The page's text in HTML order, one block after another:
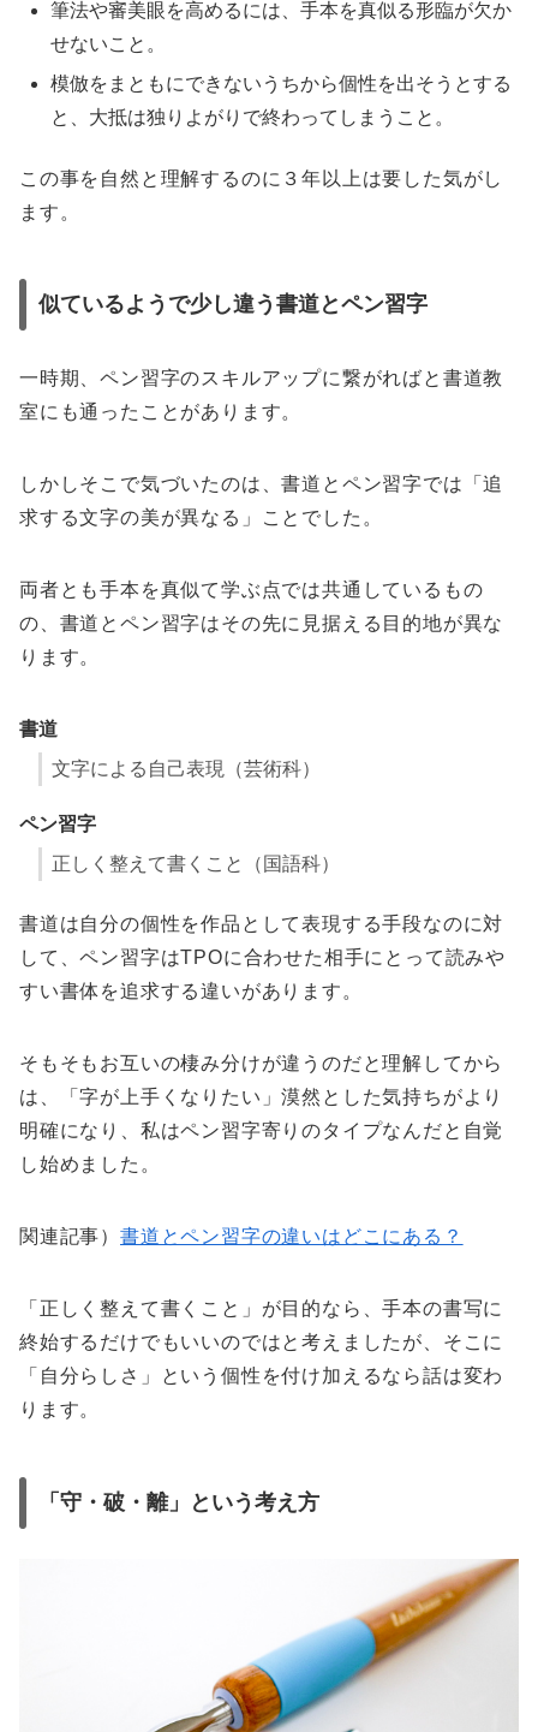
筆法や審美眼を高めるには、手本を真似る形臨が欠か
せないこと。
模倣をまともにできないうちから個性を出そうとする
と、大抵は独りよがりで終わってしまうこと。
この事を自然と理解するのに３年以上は要した気がし
ます。
似ているようで少し違う書道とペン習字
一時期、ペン習字のスキルアップに繋がればと書道教
室にも通ったことがあります。
しかしそこで気づいたのは、書道とペン習字では「追
求する文字の美が異なる」ことでした。
両者とも手本を真似て学ぶ点では共通しているもの
の、書道とペン習字はその先に見据える目的地が異な
ります。
書道
文字による自己表現（芸術科）
ペン習字
正しく整えて書くこと（国語科）
書道は自分の個性を作品として表現する手段なのに対
して、ペン習字はTPOに合わせた相手にとって読みや
すい書体を追求する違いがあります。
そもそもお互いの棲み分けが違うのだと理解してから
は、「字が上手くなりたい」漠然とした気持ちがより
明確になり、私はペン習字寄りのタイプなんだと自覚
し始めました。
関連記事） 書道とペン習字の違いはどこにある？
「正しく整えて書くこと」が目的なら、手本の書写に
終始するだけでもいいのではと考えましたが、そこに
「自分らしさ」という個性を付け加えるなら話は変わ
ります。
「守・破・離」という考え方